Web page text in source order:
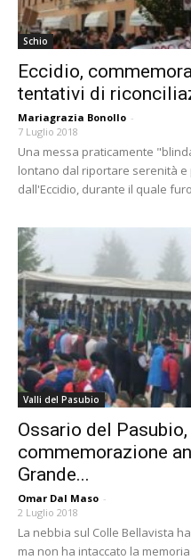
Schio
Eccidio,
tentativi di
Mariagrazia Bonollo -
7 Luglio 2018
Una messa praticamente
lontano dal riportare serenità e
dall'Eccidio, durante il quale
Valli del Pasubio
Ossario del
commemorazione
Grande...
Omar Dal Maso -
2 Luglio 2018
La nebbia sul Colle Bellavista
ma non ha intaccato la